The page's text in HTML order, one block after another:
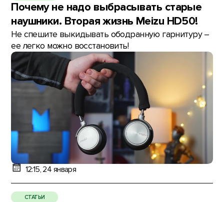
Почему не надо выбрасывать старые
наушники. Вторая жизнь Meizu HD50!
Не спешите выкидывать ободранную гарнитуру –
ее легко можно восстановить!
12:15, 24 января
СТАТЬИ